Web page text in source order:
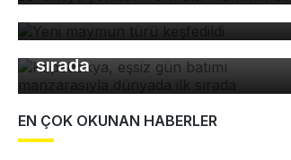
Yeni maymun türü keşfedildi
Kapadokya, eşsiz gün batımı
manzarasıyla dünyada ilk
sırada
EN ÇOK OKUNAN HABERLER